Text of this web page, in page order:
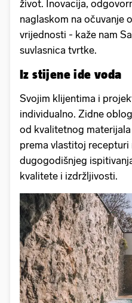
život. Inovacija,
naglaskom na očuvanje
vrijednosti - kaže nam
suvlasnica tvrtke.
Iz stijene ide voda
Svojim klijentima i
individualno. Zidne
od kvalitetnog
prema vlastitoj
dugogodišnjeg
kvalitete i izdržljivosti.